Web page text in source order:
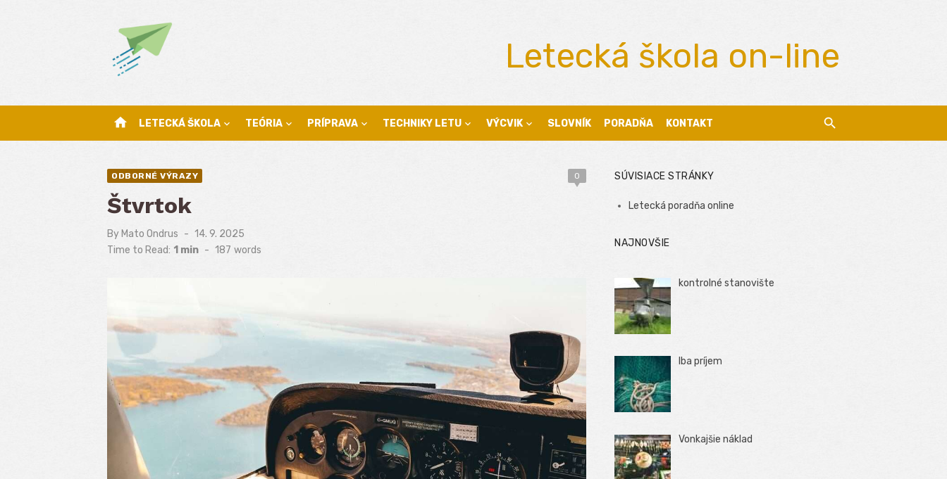
Letecká škola on-line
home LETECKÁ ŠKOLA TEÓRIA PRÍPRAVA TECHNIKY LETU VÝCVIK SLOVNÍK PORADŇA KONTAKT
ODBORNÉ VÝRAZY 0
Štvrtok
By Mato Ondrus
Posted
on
14. 9. 2025
Time to Read: 1 min - 187 words
SÚVISIACE STRÁNKY
Letecká poradňa online
NAJNOVŠIE
kontrolné stanovište
Iba príjem
Vonkajšie náklad